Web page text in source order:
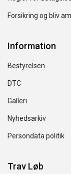
Forsikring og bliv
Information
Bestyrelsen
DTC
Galleri
Nyhedsarkiv
Persondata politik
Trav Løb